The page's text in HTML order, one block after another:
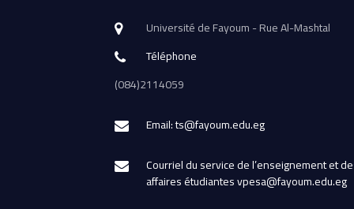
Université de Fayoum - Rue Al-Mashtal
Téléphone
(084)2114059
Email: ts@fayoum.edu.eg
Courriel du service de l’enseignement et
affaires étudiantes vpesa@fayoum.edu.eg